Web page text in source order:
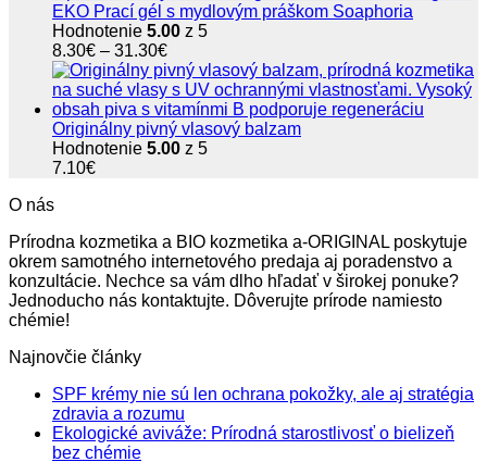
EKO Prací gél s mydlovým práškom Soaphoria
Hodnotenie 5.00 z 5
8.30€ – 31.30€Price
range:
8.30€
through
31.30€
Originálny pivný vlasový balzam
Hodnotenie 5.00 z 5
7.10€
O nás
Prírodna kozmetika a BIO kozmetika a-ORIGINAL poskytuje
okrem samotného internetového predaja aj poradenstvo a
konzultácie. Nechce sa vám dlho hľadať v širokej ponuke?
Jednoducho nás kontaktujte. Dôverujte prírode namiesto
chémie!
Najnovčie články
SPF krémy nie sú len ochrana pokožky, ale aj stratégia
zdravia a rozumu
komentáre
Ekologické aviváže: Prírodná starostlivosť o bielizeň
bez chémieŽiadne